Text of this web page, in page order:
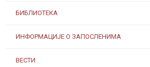
БИБЛИОТЕКА
ИНФОРМАЦИЈЕ О ЗАПОСЛЕНИМА
ВЕСТИ